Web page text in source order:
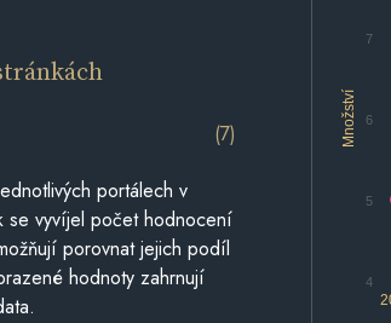
Množství
5
6
7
4
(7)
portálech v
se vyvíjel počet hodnocení
porovnat jejich podíl
hodnoty zahrnují